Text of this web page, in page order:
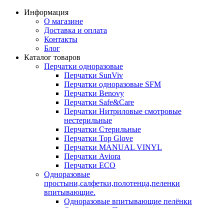
Информация
О магазине
Доставка и оплата
Контакты
Блог
Каталог товаров
Перчатки одноразовые
Перчатки SunViv
Перчатки одноразовые SFM
Перчатки Benovy
Перчатки Safe&Care
Перчатки Нитриловые смотровые
нестерильные
Перчатки Стерильные
Перчатки Top Glove
Перчатки MANUAL VINYL
Перчатки Aviora
Перчатки ECO
Одноразовые
простыни,салфетки,полотенца,пеленки
впитывающие.
Одноразовые впитывающие пелёнки